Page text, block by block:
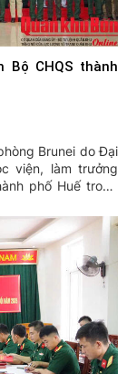
Bộ CHQS thành
Brunei do Đại
viện, làm trưởng
phố Huế trong